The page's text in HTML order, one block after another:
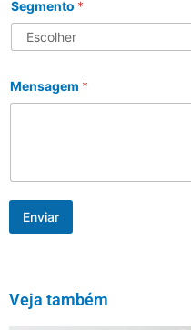
Segmento *
Mensagem *
Enviar
Veja também